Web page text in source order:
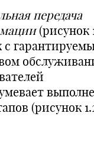
передача
(рисунок
с
(рисунок